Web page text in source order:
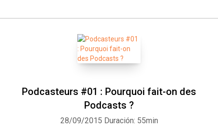
Podcasteurs #01 : Pourquoi fait-on des
Podcasts ?
28/09/2015 Duración: 55min